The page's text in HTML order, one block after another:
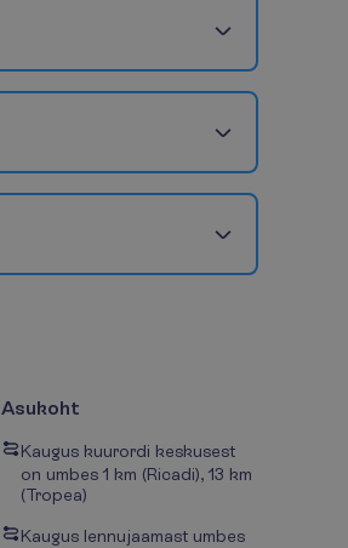
Asukoht
Kaugus kuurordi keskusest
on umbes 1 km (Ricadi), 13 km
(Tropea)
Kaugus lennujaamast umbes